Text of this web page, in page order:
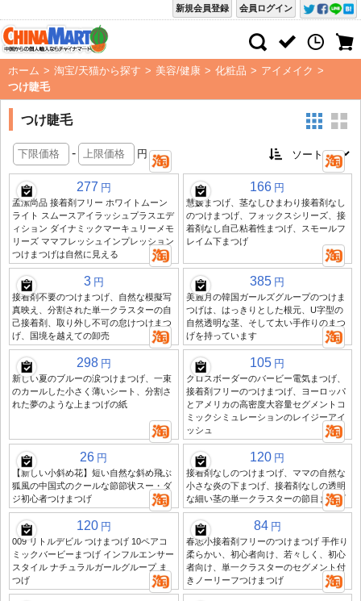
会員ログイン
新規会員登録
ホーム > 淘宝/天猫から探す > 美容/健康 > 化粧品 > アイメイク >
つけ睫毛
つけ睫毛
- 円
277 円
孟潔尚品 接着剤フリー ホワイトムーン
ライト スムースアイラッシュプラスエデ
ィション ダイナミックマーキュリーメモ
リーズ ママフレッシュインプレッション
つけまつげは自然に見える
166 円
慧媛まつげ、茎なしひまわり接着剤なし
のつけまつげ、フォックスシリーズ、接
着剤なし自己粘着性まつげ、スモールフ
レイム下まつげ
3 円
接着剤不要のつけまつげ、自然な模擬写
真映え、分割された単一クラスターの自
己接着剤、取り外し不可の怠けつけまつ
げ、国境を越えての卸売
385 円
美麗月の韓国ガールズグループのつけま
つげは、はっきりとした根元、U字型の
自然透明な茎、そして太い手作りのまつ
げを持っています
298 円
新しい夏のブルーの涙つけまつげ、一束
のカールした小さく薄いシート、分割さ
れた夢のような上まつげの紙
105 円
クロスボーダーのバービー電気まつげ、
接着剤フリーのつけまつげ、ヨーロッパ
とアメリカの高密度大容量セグメントコ
ミックシミュレーションのレイジーアイ
ッシュ
26 円
【新しい小斜め花】短い自然な斜め飛ぶ
狐風の中国式のクールな節節状スー・ダ
ジ初心者つけまつげ
120 円
接着剤なしのつけまつげ、ママの自然な
小さな炎の下まつげ、接着剤なしの透明
な細い茎の単一クラスターの節目まつげ
120 円
009 リトルデビル つけまつげ 10ペアコ
ミックバービーまつげ インフルエンサー
スタイル ナチュラルガールグループ ま
つげ
84 円
春志小接着剤フリーのつけまつげ 手作り
柔らかい、初心者向け、若々しく、初心
者向け、単一クラスターのセグメント付
きノーリーフつけまつげ